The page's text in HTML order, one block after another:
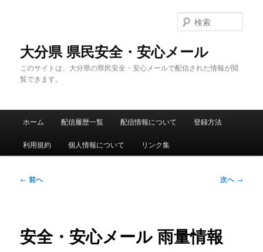
大分県 県民安全・安心メール
このサイトは、大分県の県民安全・安心メールで配信された情報が閲
覧できます。
索
メ
ホーム 配信履歴一覧 配信情報について 登録方法
利用規約 個人情報について リンク集
投
ゲ
ー
← 前へ 次へ→
安全・安心メール 雨量情報